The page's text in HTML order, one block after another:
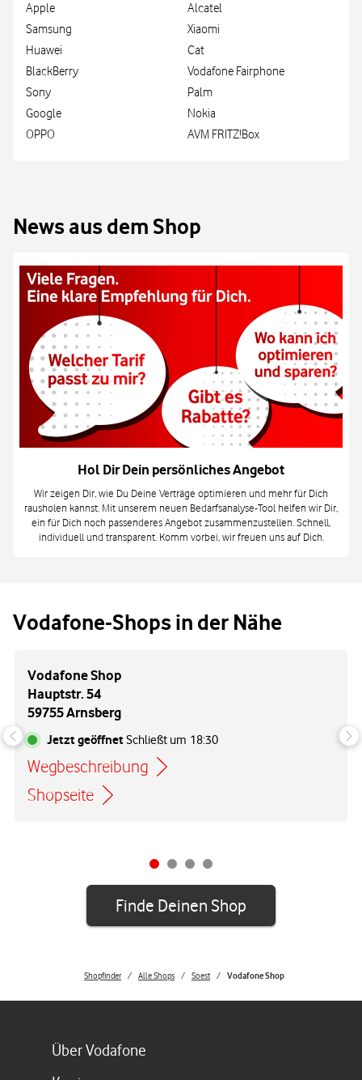
Apple
Samsung
Huawei
BlackBerry
Sony
Google
OPPO
Alcatel
Xiaomi
Cat
Vodafone Fairphone
Palm
Nokia
AVM FRITZ!Box
News aus dem Shop
Hol Dir Dein persönliches Angebot
Wir zeigen Dir, wie Du Deine Verträge optimieren und mehr für Dich
rausholen kannst. Mit unserem neuen Bedarfsanalyse-Tool helfen wir Dir,
ein für Dich noch passenderes Angebot zusammenzustellen. Schnell,
individuell und transparent. Komm vorbei, wir freuen uns auf Dich.
Vodafone-Shops in der Nähe
Vodafone Shop
Hauptstr. 54
59755 Arnsberg
Jetzt geöffnetSchließt um 18:30
Wegbeschreibung
Link öffnet in einem neuen Tab
Shopseite
Finde Deinen Shop
Shopfinder Alle Shops Soest Vodafone Shop
Über Vodafone